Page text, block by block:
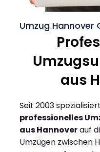
Umzug Hannover
aus
Seit 2003
professionelles
aus Hannoverauf
Umzügen zwischen